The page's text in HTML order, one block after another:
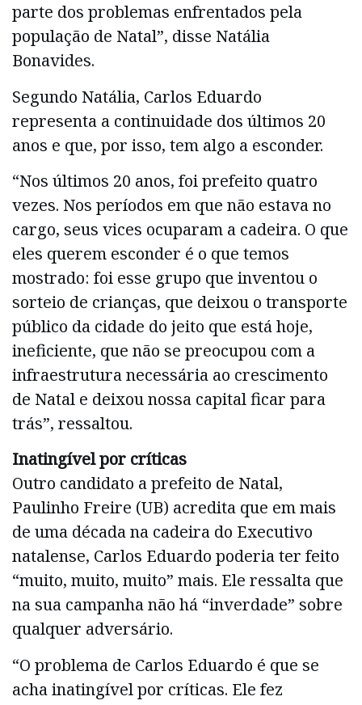
parte dos problemas enfrentados pela
população de Natal”, disse Natália
Bonavides.
Segundo Natália, Carlos Eduardo
representa a continuidade dos últimos 20
anos e que, por isso, tem algo a esconder.
“Nos últimos 20 anos, foi prefeito quatro
vezes. Nos períodos em que não estava no
cargo, seus vices ocuparam a cadeira. O que
eles querem esconder é o que temos
mostrado: foi esse grupo que inventou o
sorteio de crianças, que deixou o transporte
público da cidade do jeito que está hoje,
ineficiente, que não se preocupou com a
infraestrutura necessária ao crescimento
de Natal e deixou nossa capital ficar para
trás”, ressaltou.
Inatingível por críticas
Outro candidato a prefeito de Natal,
Paulinho Freire (UB) acredita que em mais
de uma década na cadeira do Executivo
natalense, Carlos Eduardo poderia ter feito
“muito, muito, muito” mais. Ele ressalta que
na sua campanha não há “inverdade” sobre
qualquer adversário.
“O problema de Carlos Eduardo é que se
acha inatingível por críticas. Ele fez